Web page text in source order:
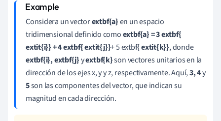
Considera un vectorextbf{a}en un espacio
tridimensional definido comoextbf{a} = 3 extbf{
extit{i}} + 4 extbf{ extit{j}}+ 5 extbf{extit{k}}, donde
extbf{i}, extbf{j}yextbf{k}son vectores unitarios en la
dirección de los ejes x, y y z, respectivamente. Aquí,3, 4y
5son las componentes del vector, que indican su
magnitud en cada dirección.